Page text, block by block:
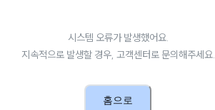
시스템 오류가 발생했어요.
지속적으로 발생할 경우, 고객센터로 문의해주세요.
홈으로